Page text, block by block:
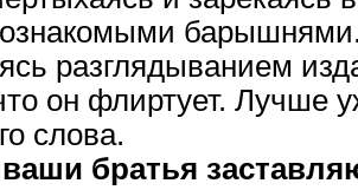
барышнями.
разглядыванием
он флиртует. Лучше
слова.
братья